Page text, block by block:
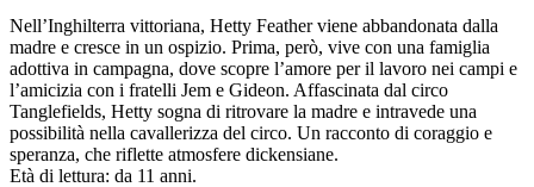
Nell’Inghilterra vittoriana, Hetty Feather viene abbandonata dalla
madre e cresce in un ospizio. Prima, però, vive con una famiglia
adottiva in campagna, dove scopre l’amore per il lavoro nei campi e
l’amicizia con i fratelli Jem e Gideon. Affascinata dal circo
Tanglefields, Hetty sogna di ritrovare la madre e intravede una
possibilità nella cavallerizza del circo. Un racconto di coraggio e
speranza, che riflette atmosfere dickensiane.
Età di lettura: da 11 anni.